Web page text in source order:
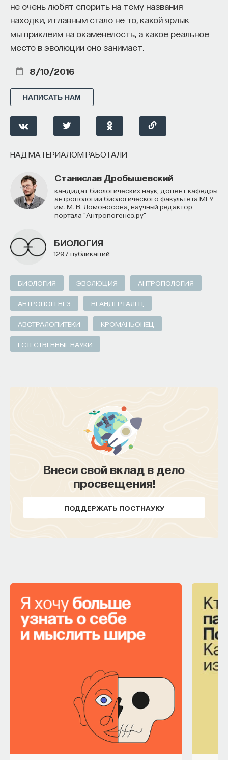
не очень любят спорить на тему названия
находки, и главным стало не то, какой ярлык
мы приклеим на окаменелость, а какое реальное
место в эволюции оно занимает.
8/10/2016
НАПИСАТЬ НАМ
НАД МАТЕРИАЛОМ РАБОТАЛИ
Станислав Дробышевский
кандидат биологических наук, доцент кафедры
антропологии биологического факультета МГУ
им. М. В. Ломоносова, научный редактор
портала "Антропогенез.ру"
БИОЛОГИЯ
1297 публикаций
БИОЛОГИЯ ЭВОЛЮЦИЯ АНТРОПОЛОГИЯ
АНТРОПОГЕНЕЗ НЕАНДЕРТАЛЕЦ
АВСТРАЛОПИТЕКИ КРОМАНЬОНЕЦ
ЕСТЕСТВЕННЫЕ НАУКИ
Внеси свой вклад в дело
просвещения!
ПОДДЕРЖАТЬ ПОСТНАУКУ